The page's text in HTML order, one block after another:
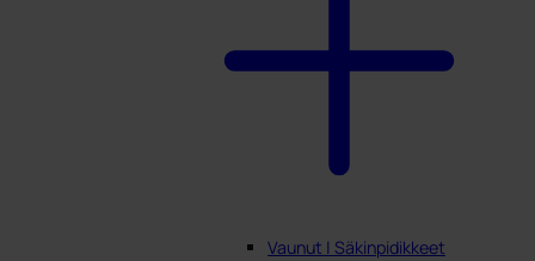
Vaunut | Säkinpidikkeet